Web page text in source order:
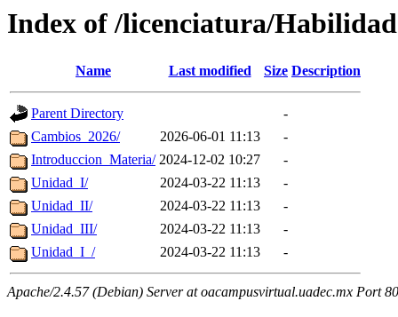
Index of /licenciatura/
Name Last modified Size Description
Parent Directory
-
Cambios_2026/
2026-06-01 11:13
-
Introduccion_Materia/ 2024-12-02 10:27
-
Unidad_I/
2024-03-22 11:13
-
Unidad_II/
2024-03-22 11:13
-
Unidad_III/
2024-03-22 11:13
-
Unidad_I_/
2024-03-22 11:13 -
Apache/2.4.57 (Debian) Server at oacampusvirtual.uadec.mx Port 80